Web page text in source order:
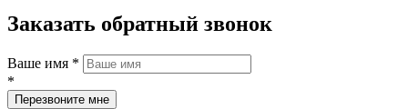
Заказать обратный звонок
Ваше имя *
*